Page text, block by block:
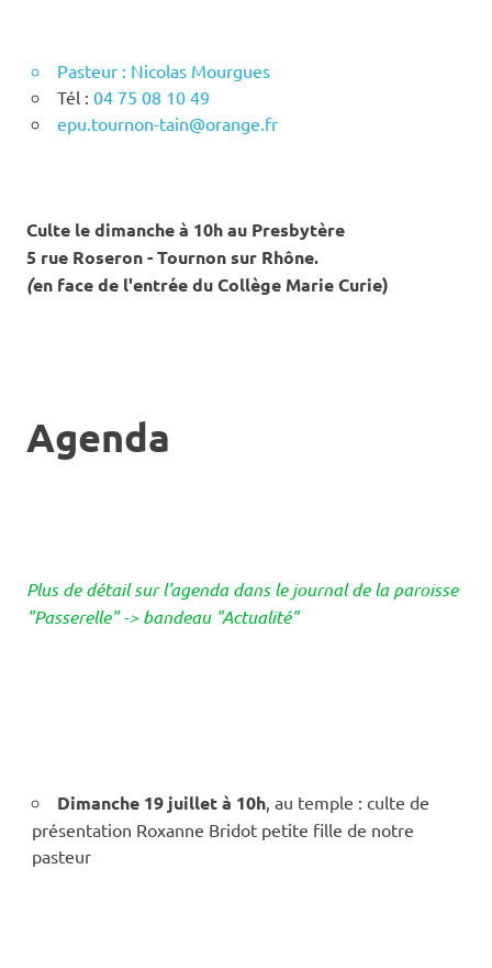
Pasteur : Nicolas Mourgues
Tél : 04 75 08 10 49
epu.tournon-tain@orange.fr
Culte le dimanche à 10h au Presbytère
5 rue Roseron - Tournon sur Rhône.
(en face de l'entrée du Collège Marie Curie)
Agenda
Plus de détail sur l'agenda dans le journal de la paroisse
"Passerelle" -> bandeau "Actualité"
Dimanche 19 juillet à 10h, au temple : culte de
présentation Roxanne Bridot petite fille de notre
pasteur